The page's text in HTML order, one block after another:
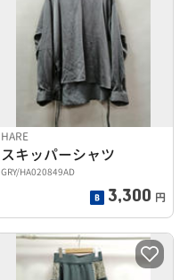
HARE
スキッパーシャツ
GRY/HA020849AD
3,300 円